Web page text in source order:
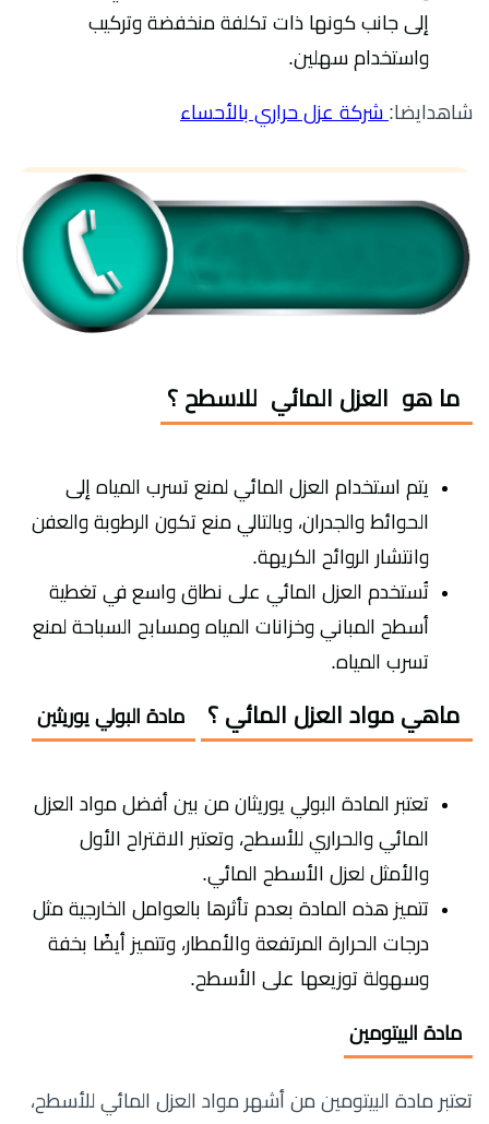
إلى جانب كونها ذات تكلفة منخفضة وتركيب
واستخدام سهلين.
شاهدايضا: شركة عزل حراري بالأحساء
ما هو العزل المائي للاسطح ؟
يتم استخدام العزل المائي لمنع تسرب المياه إلى
الحوائط والجدران، وبالتالي منع تكون الرطوبة والعفن
وانتشار الروائح الكريهة.
تُستخدم العزل المائي على نطاق واسع في تغطية
أسطح المباني وخزانات المياه ومسابح السباحة لمنع
تسرب المياه.
ماهي مواد العزل المائي ؟ مادة البولي يوريثين
تعتبر المادة البولي يوريثان من بين أفضل مواد العزل
المائي والحراري للأسطح، وتعتبر الاقتراح الأول
والأمثل لعزل الأسطح المائي.
تتميز هذه المادة بعدم تأثرها بالعوامل الخارجية مثل
درجات الحرارة المرتفعة والأمطار، وتتميز أيضًا بخفة
وسهولة توزيعها على الأسطح.
مادة البيتومين
تعتبر مادة البيتومين من أشهر مواد العزل المائي للأسطح،